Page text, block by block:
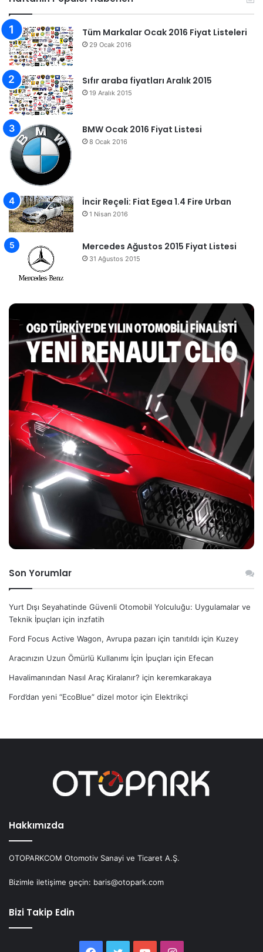
Tüm Markalar Ocak 2016 Fiyat Listeleri
29 Ocak 2016
Sıfır araba fiyatları Aralık 2015
19 Aralık 2015
BMW Ocak 2016 Fiyat Listesi
8 Ocak 2016
İncir Reçeli: Fiat Egea 1.4 Fire Urban
1 Nisan 2016
Mercedes Ağustos 2015 Fiyat Listesi
31 Ağustos 2015
Son Yorumlar
Yurt Dışı Seyahatinde Güvenli Otomobil Yolculuğu: Uygulamalar ve
Teknik İpuçları için inzfatih
Ford Focus Active Wagon, Avrupa pazarı için tanıtıldı için Kuzey
Aracınızın Uzun Ömürlü Kullanımı İçin İpuçları için Efecan
Havalimanından Nasıl Araç Kiralanır? için keremkarakaya
Ford’dan yeni “EcoBlue” dizel motor için Elektrikçi
Hakkımızda
OTOPARKCOM Otomotiv Sanayi ve Ticaret A.Ş.
Bizimle iletişime geçin: baris@otopark.com
Bizi Takip Edin